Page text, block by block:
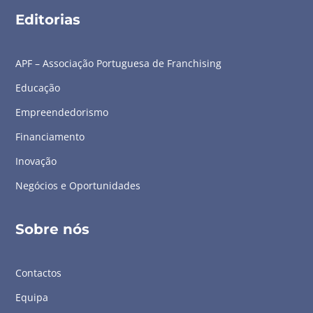
Editorias
APF – Associação Portuguesa de Franchising
Educação
Empreendedorismo
Financiamento
Inovação
Negócios e Oportunidades
Sobre nós
Contactos
Equipa